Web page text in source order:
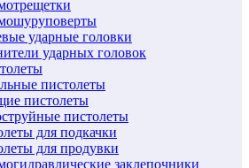
ударные головки
ударных головок
пистолеты
пистолеты
пистолеты
для подкачки
для продувки
заклепочники